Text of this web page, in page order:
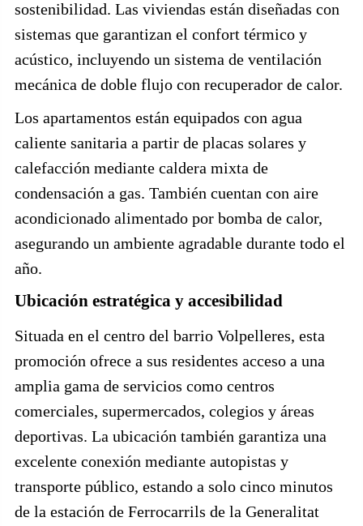
sostenibilidad. Las viviendas están diseñadas con
sistemas que garantizan el confort térmico y
acústico, incluyendo un sistema de ventilación
mecánica de doble flujo con recuperador de calor.
Los apartamentos están equipados con agua
caliente sanitaria a partir de placas solares y
calefacción mediante caldera mixta de
condensación a gas. También cuentan con aire
acondicionado alimentado por bomba de calor,
asegurando un ambiente agradable durante todo el
año.
Ubicación estratégica y accesibilidad
Situada en el centro del barrio Volpelleres, esta
promoción ofrece a sus residentes acceso a una
amplia gama de servicios como centros
comerciales, supermercados, colegios y áreas
deportivas. La ubicación también garantiza una
excelente conexión mediante autopistas y
transporte público, estando a solo cinco minutos
de la estación de Ferrocarrils de la Generalitat